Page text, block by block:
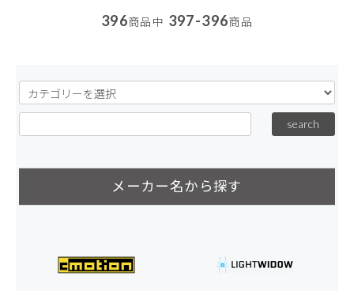
396商品中 397-396商品
メーカー名から探す